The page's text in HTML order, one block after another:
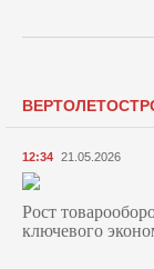
12:34 21.05.2026
Рост
ключевого